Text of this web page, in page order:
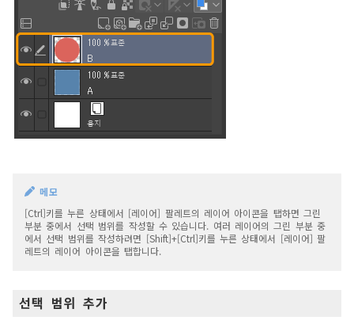
메모
[Ctrl]키를 누른 상태에서 [레이어] 팔레트의 레이어 아이콘을 탭하면 그린
부분 중에서 선택 범위를 작성할 수 있습니다. 여러 레이어의 그린 부분 중
에서 선택 범위를 작성하려면 [Shift]+[Ctrl]키를 누른 상태에서 [레이어] 팔
레트의 레이어 아이콘을 탭합니다.
선택 범위 추가